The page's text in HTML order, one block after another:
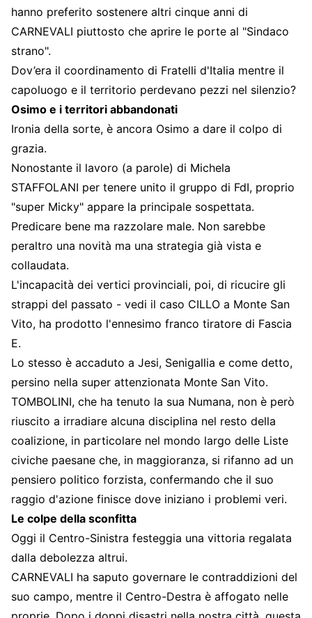
hanno preferito sostenere altri cinque anni di
CARNEVALI piuttosto che aprire le porte al "Sindaco
strano".
Dov’era il coordinamento di Fratelli d'Italia mentre il
capoluogo e il territorio perdevano pezzi nel silenzio?
Osimo e i territori abbandonati
Ironia della sorte, è ancora Osimo a dare il colpo di
grazia.
Nonostante il lavoro (a parole) di Michela
STAFFOLANI per tenere unito il gruppo di FdI, proprio
"super Micky" appare la principale sospettata.
Predicare bene ma razzolare male. Non sarebbe
peraltro una novità ma una strategia già vista e
collaudata.
L'incapacità dei vertici provinciali, poi, di ricucire gli
strappi del passato - vedi il caso CILLO a Monte San
Vito, ha prodotto l'ennesimo franco tiratore di Fascia
E.
Lo stesso è accaduto a Jesi, Senigallia e come detto,
persino nella super attenzionata Monte San Vito.
TOMBOLINI, che ha tenuto la sua Numana, non è però
riuscito a irradiare alcuna disciplina nel resto della
coalizione, in particolare nel mondo largo delle Liste
civiche paesane che, in maggioranza, si rifanno ad un
pensiero politico forzista, confermando che il suo
raggio d'azione finisce dove iniziano i problemi veri.
Le colpe della sconfitta
Oggi il Centro-Sinistra festeggia una vittoria regalata
dalla debolezza altrui.
CARNEVALI ha saputo governare le contraddizioni del
suo campo, mentre il Centro-Destra è affogato nelle